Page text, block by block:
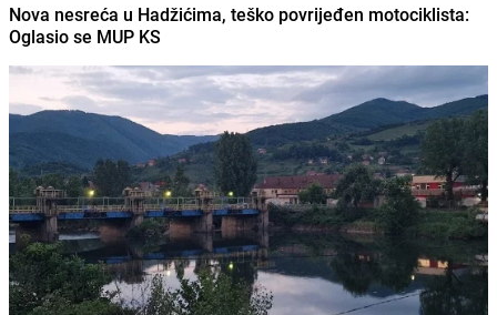
Nova nesreća u Hadžićima, teško povrijeđen motociklista:
Oglasio se MUP KS